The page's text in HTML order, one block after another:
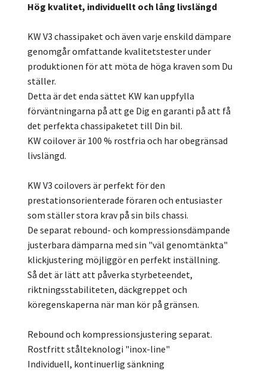
Hög kvalitet, individuellt och lång livslängd
KW V3 chassipaket och även varje enskild dämpare
genomgår omfattande kvalitetstester under
produktionen för att möta de höga kraven som Du
ställer.
Detta är det enda sättet KW kan uppfylla
förväntningarna på att ge Dig en garanti på att få
det perfekta chassipaketet till Din bil.
KW coilover är 100 % rostfria och har obegränsad
livslängd.
KW V3 coilovers är perfekt för den
prestationsorienterade föraren och entusiaster
som ställer stora krav på sin bils chassi.
De separat rebound- och kompressionsdämpande
justerbara dämparna med sin "väl genomtänkta"
klickjustering möjliggör en perfekt inställning.
Så det är lätt att påverka styrbeteendet,
riktningsstabiliteten, däckgreppet och
köregenskaperna när man kör på gränsen.
Rebound och kompressionsjustering separat.
Rostfritt stålteknologi "inox-line"
Individuell, kontinuerlig sänkning